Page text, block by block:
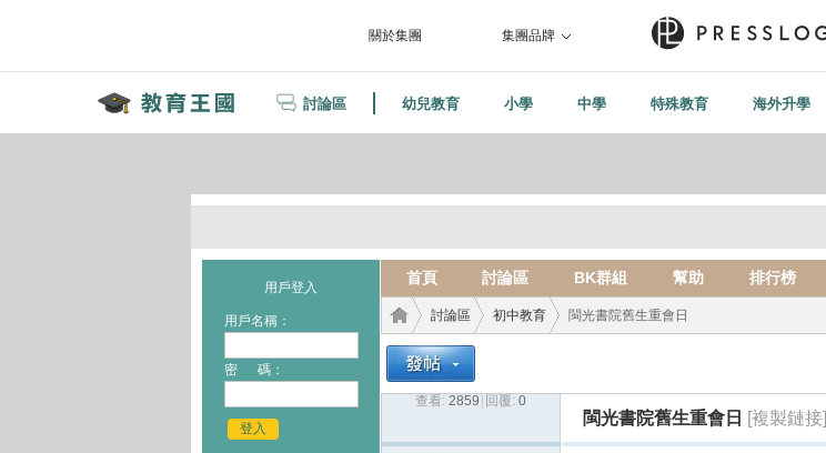
關於集團 集團品牌
討論區 幼兒教育 小學 中學 特殊教育 海外升學
用戶登入
用戶名稱：
密 碼：
登入
首頁 討論區 BK群組 幫助 排行榜
討論區
›
初中教育 閩光書院舊生重會日
查看: 2859 回覆: 0
閩光書院舊生重會日 [複製鏈接]